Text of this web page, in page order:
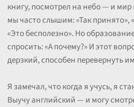
книгу, посмотрел на небо — и
мы часто слышим: «Так принято»,
«Это бесполезно». Но
спросить: «А почему?» И этот
дерзкий, способен перевернуть
Я замечал, что когда я учусь, я
Выучу английский — и могу